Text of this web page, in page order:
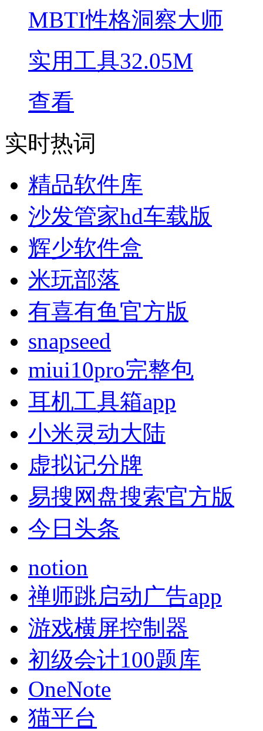
MBTI性格洞察大师
实用工具32.05M
查看
实时热词
精品软件库
沙发管家hd车载版
辉少软件盒
米玩部落
有喜有鱼官方版
snapseed
miui10pro完整包
耳机工具箱app
小米灵动大陆
虚拟记分牌
易搜网盘搜索官方版
今日头条
notion
禅师跳启动广告app
游戏横屏控制器
初级会计100题库
OneNote
猫平台